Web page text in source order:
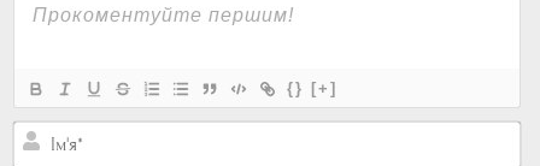
{} [+]